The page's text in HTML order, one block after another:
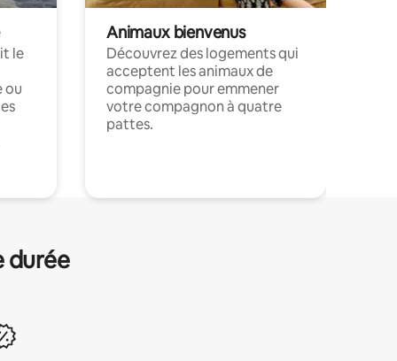
le
ou
Animaux bienvenus
Découvrez des logements qui
acceptent les animaux de
compagnie pour emmener
votre compagnon à quatre
pattes.
durée